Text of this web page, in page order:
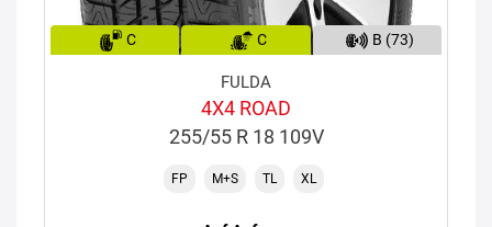
C C B (73)
FULDA
4X4 ROAD
255/55 R 18 109V
FP M+S TL XL